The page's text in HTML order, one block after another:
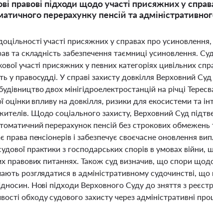
правові підходи щодо участі присяжних у
перерахунку пенсій та
участі присяжних у справах про
та складність забезпечення таємниці усиновлення.
участі присяжних у певних категоріях цивільних
у правосудді. У справі захисту довкілля Верховний
двох мінігідроелектростанцій на річці
оцінки впливу на довкілля, ризики для екосистеми та
Щодо соціального захисту, Верховний Суд
перерахунок пенсій без строкових обмежень
пенсіонерів і забезпечує своєчасне оновлення
практики з господарських спорів в умовах
правових питаннях. Також суд визначив, що спори
розглядатися в адміністративному судочинстві, що
Нові підходи Верховного Суду до зняття з
обходу судового захисту через адміністративні